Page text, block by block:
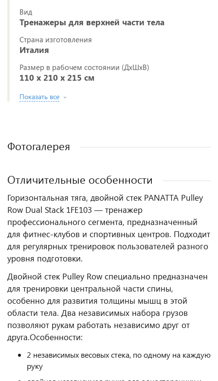
Вид
Тренажеры для верхней части тела
Страна изготовления
Италия
Размер в рабочем состоянии (ДxШxВ)
110 х 210 х 215 см
Показать все
Фотогалерея
Отличительные особенности
Горизонтальная тяга, двойной стек PANATTA Pulley
Row Dual Stack 1FE103 — тренажер
профессионального сегмента, предназначенный
для фитнес‑клубов и спортивных центров. Подходит
для регулярных тренировок пользователей разного
уровня подготовки.
Двойной стек Pulley Row специально предназначен
для тренировки центральной части спины,
особенно для развития толщины мышц в этой
области тела. Два независимых набора грузов
позволяют рукам работать независимо друг от
друга.Особенности:
2 независимых весовых стека, по одному на каждую
руку